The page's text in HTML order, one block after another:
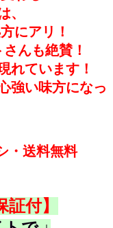
、
にアリ！
んも絶賛！
れています！
強い味方になっ
・送料無料
証付】